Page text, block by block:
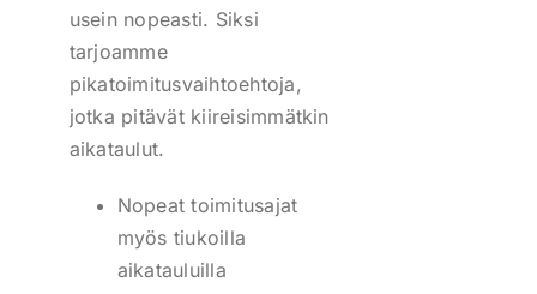
usein nopeasti. Siksi
tarjoamme
pikatoimitusvaihtoehtoja,
jotka pitävät kiireisimmätkin
aikataulut.
Nopeat toimitusajat
myös tiukoilla
aikatauluilla